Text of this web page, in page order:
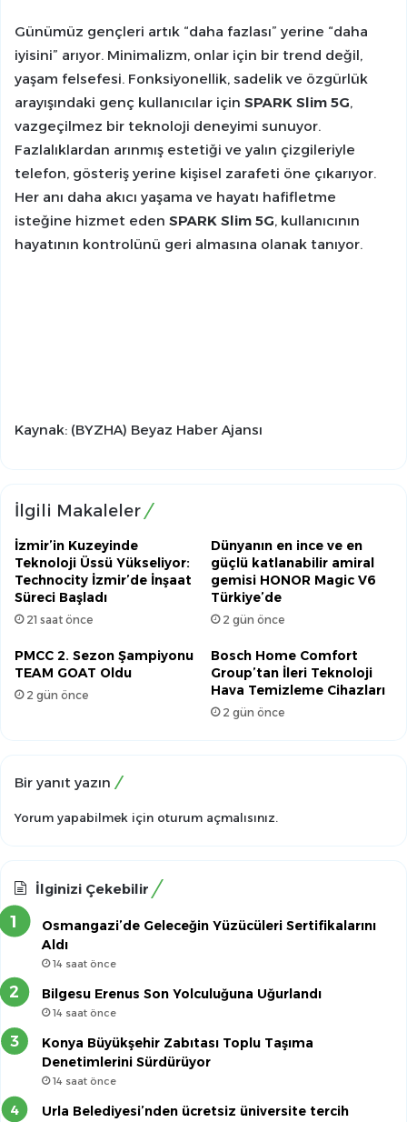
Günümüz gençleri artık “daha fazlası” yerine “daha
iyisini” arıyor. Minimalizm, onlar için bir trend değil,
yaşam felsefesi. Fonksiyonellik, sadelik ve özgürlük
arayışındaki genç kullanıcılar için SPARK Slim 5G,
vazgeçilmez bir teknoloji deneyimi sunuyor.
Fazlalıklardan arınmış estetiği ve yalın çizgileriyle
telefon, gösteriş yerine kişisel zarafeti öne çıkarıyor.
Her anı daha akıcı yaşama ve hayatı hafifletme
isteğine hizmet eden SPARK Slim 5G, kullanıcının
hayatının kontrolünü geri almasına olanak tanıyor.
Kaynak: (BYZHA) Beyaz Haber Ajansı
İlgili Makaleler
İzmir’in Kuzeyinde
Teknoloji Üssü Yükseliyor:
Technocity İzmir’de İnşaat
Süreci Başladı
21 saat önce
Dünyanın en ince ve en
güçlü katlanabilir amiral
gemisi HONOR Magic V6
Türkiye’de
2 gün önce
PMCC 2. Sezon Şampiyonu
TEAM GOAT Oldu
2 gün önce
Bosch Home Comfort
Group’tan İleri Teknoloji
Hava Temizleme Cihazları
2 gün önce
Bir yanıt yazın
Yorum yapabilmek için oturum açmalısınız.
İlginizi Çekebilir
Osmangazi’de Geleceğin Yüzücüleri Sertifikalarını
Aldı
14 saat önce
Bilgesu Erenus Son Yolculuğuna Uğurlandı
14 saat önce
Konya Büyükşehir Zabıtası Toplu Taşıma
Denetimlerini Sürdürüyor
14 saat önce
Urla Belediyesi’nden ücretsiz üniversite tercih